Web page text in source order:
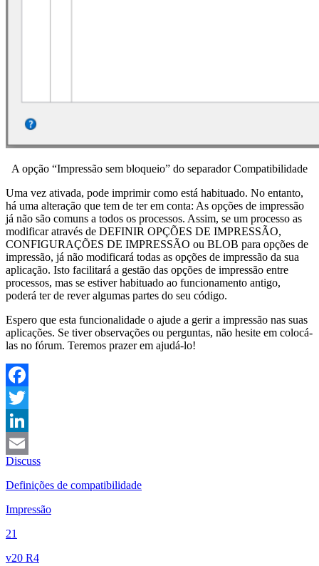
A opção “Impressão sem bloqueio” do separador Compatibilidade
Uma vez ativada, pode imprimir como está habituado. No entanto,
há uma alteração que tem de ter em conta: As opções de impressão
já não são comuns a todos os processos. Assim, se um processo as
modificar através de DEFINIR OPÇÕES DE IMPRESSÃO,
CONFIGURAÇÕES DE IMPRESSÃO ou BLOB para opções de
impressão, já não modificará todas as opções de impressão da sua
aplicação. Isto facilitará a gestão das opções de impressão entre
processos, mas se estiver habituado ao funcionamento antigo,
poderá ter de rever algumas partes do seu código.
Espero que esta funcionalidade o ajude a gerir a impressão nas suas
aplicações. Se tiver observações ou perguntas, não hesite em colocá-
las no fórum. Teremos prazer em ajudá-lo!
Facebook
Twitter
LinkedIn
Email
Discuss
Definições de compatibilidade
Impressão
21
v20 R4